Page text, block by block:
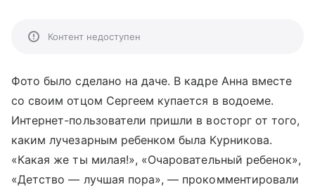
Контент недоступен
Фото было сделано на даче. В кадре Анна вместе
со своим отцом Сергеем купается в водоеме.
Интернет-пользователи пришли в восторг от того,
каким лучезарным ребенком была Курникова.
«Какая же ты милая!», «Очаровательный ребенок»,
«Детство — лучшая пора», — прокомментировали